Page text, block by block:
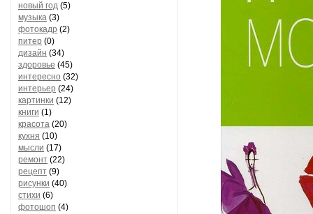
новый год (5)
музыка (3)
фотокадр (2)
питер (0)
дизайн (34)
здоровье (45)
интересно (32)
интерьер (24)
картинки (12)
книги (1)
красота (20)
кухня (10)
мысли (17)
ремонт (22)
рецепт (9)
рисунки (40)
стихи (6)
фотошоп (4)